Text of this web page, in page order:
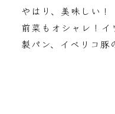
やはり、美味しい！
前菜もオシャレ！
製パン、イベリコ豚